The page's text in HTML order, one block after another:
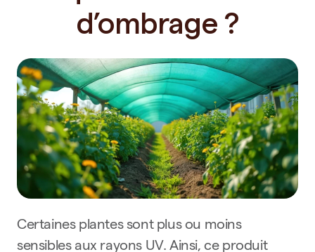
d’ombrage ?
Certaines plantes sont plus ou moins
sensibles aux rayons UV. Ainsi, ce produit